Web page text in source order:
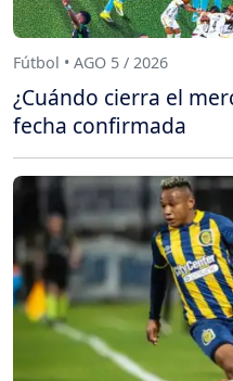
Fútbol • AGO 5 / 2026
¿Cuándo cierra el
fecha confirmada